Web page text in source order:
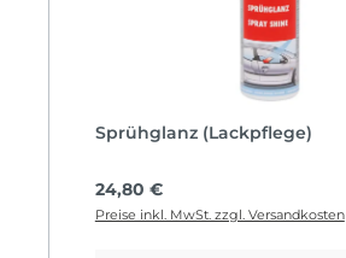
Sprühglanz (Lackpflege)
Regulärer Preis:
24,80 €
Preise inkl. MwSt. zzgl. Versandkosten